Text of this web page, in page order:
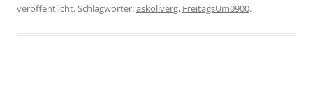
veröffentlicht. Schlagwörter:askoliverg, FreitagsUm0900.